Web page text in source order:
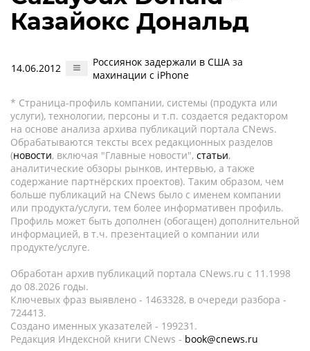
Казайокс Дональд
14.06.2012
Россиянок задержали в США за
махинации с iPhone
* Страница-профиль компании, системы (продукта или
услуги), технологии, персоны и т.п. создается редактором
на основе анализа архива публикаций портала CNews.
Обрабатываются тексты всех редакционных разделов
(новости, включая "Главные новости", статьи,
аналитические обзоры рынков, интервью, а также
содержание партнёрских проектов). Таким образом, чем
больше публикаций на CNews было с именем компании
или продукта/услуги, тем более информативен профиль.
Профиль может быть дополнен (обогащен) дополнительной
информацией, в т.ч. презентацией о компании или
продукте/услуге.
Обработан архив публикаций портала CNews.ru c 11.1998
до 08.2026 годы.
Ключевых фраз выявлено - 1463328, в очереди разбора -
724413.
Создано именных указателей - 199231.
Редакция Индексной книги CNews - book@cnews.ru